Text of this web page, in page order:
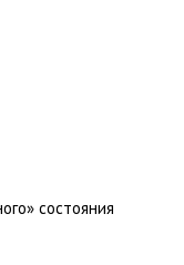
состояния